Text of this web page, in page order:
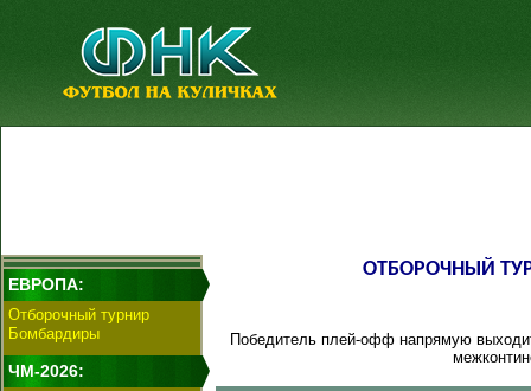
ЕВРОПА:
Отборочный турнир
Бомбардиры
ЧМ-2026:
ОТБОРОЧНЫЙ
Победитель плей-офф напрямую